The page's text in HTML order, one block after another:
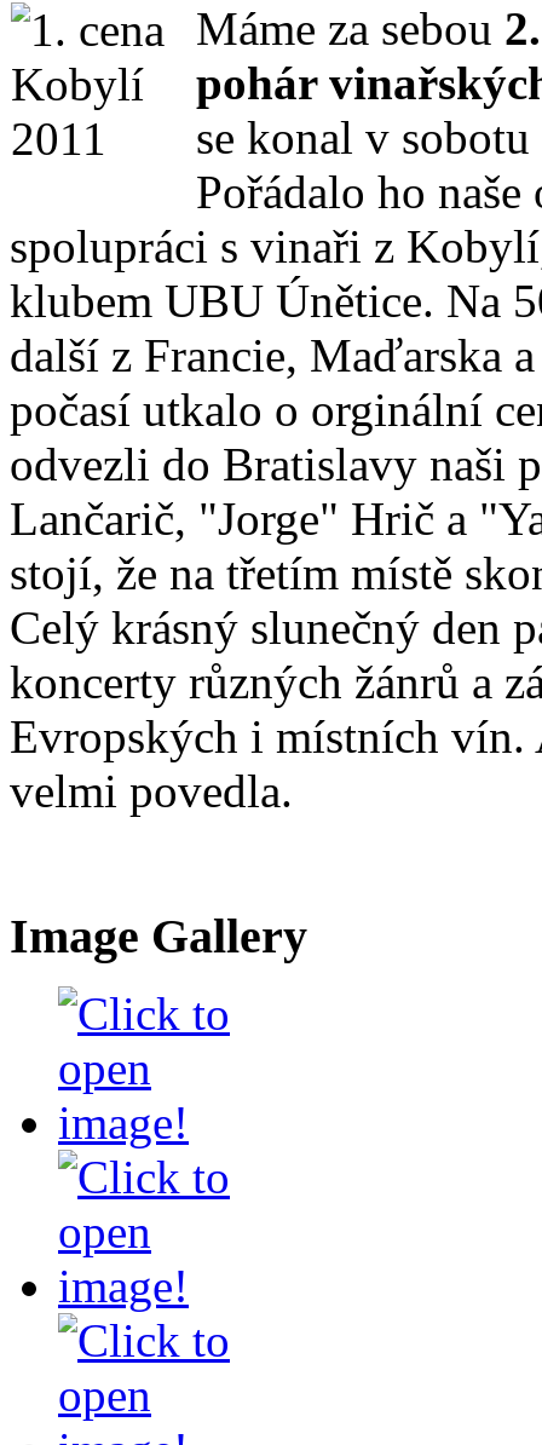
Máme za sebou
pohár
se konal v
Pořádalo ho naše
spolupráci s vinaři z
klubem UBU Únětice. Na
další z Francie, Maďarska
počasí utkalo o orginální
odvezli do Bratislavy naši
Lančarič, "Jorge" Hrič a
stojí, že na třetím místě
Celý krásný slunečný den
koncerty různých žánrů a
Evropských i místních vín.
velmi povedla.
Image Gallery